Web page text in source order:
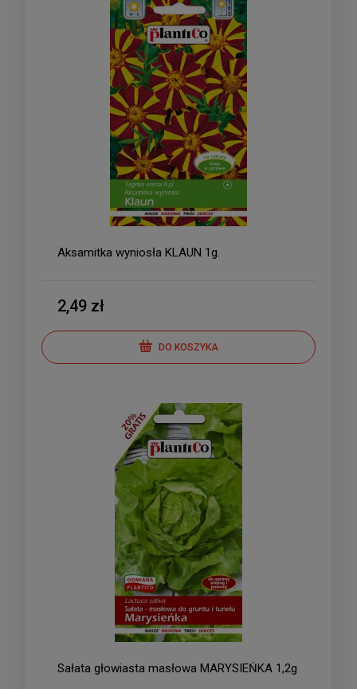
Aksamitka wyniosła KLAUN 1g.
2,49 zł
DO KOSZYKA
Sałata głowiasta masłowa MARYSIEŃKA 1,2g